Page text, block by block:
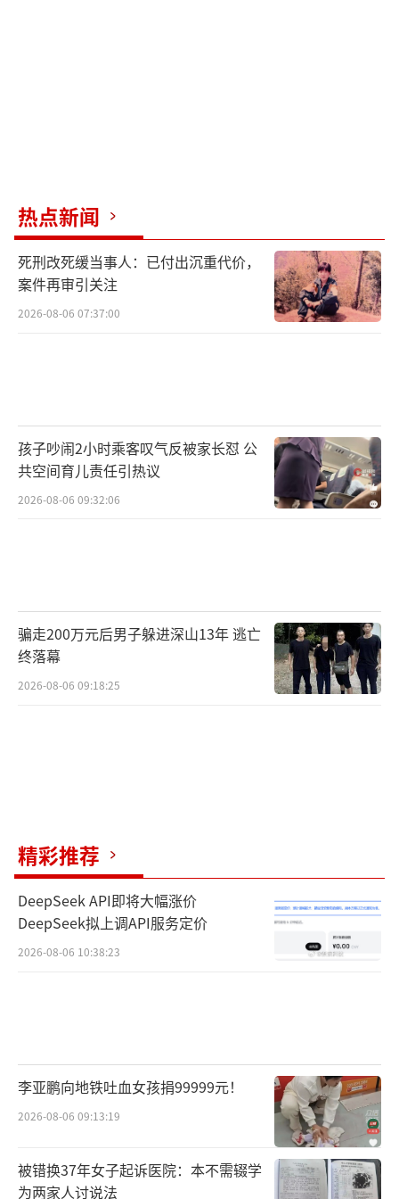
热点新闻
死刑改死缓当事人：已付出沉重代价，
案件再审引关注
2026-08-06 07:37:00
孩子吵闹2小时乘客叹气反被家长怼 公
共空间育儿责任引热议
2026-08-06 09:32:06
骗走200万元后男子躲进深山13年 逃亡
终落幕
2026-08-06 09:18:25
精彩推荐
DeepSeek API即将大幅涨价
DeepSeek拟上调API服务定价
2026-08-06 10:38:23
李亚鹏向地铁吐血女孩捐99999元！
2026-08-06 09:13:19
被错换37年女子起诉医院：本不需辍学
为两家人讨说法